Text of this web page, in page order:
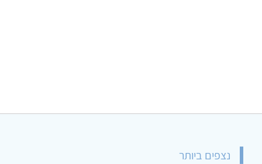
נצפים ביותר